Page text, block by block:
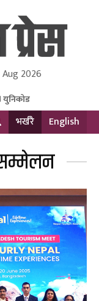
Pvt Ltd.
Aug 2026
युनिकोड
भर्खरै English
सम्मेलन